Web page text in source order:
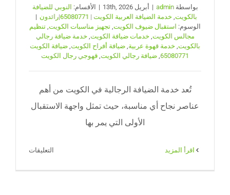
بواسطةadmin
| أبريل 13th, 2026 | الأقسام: النوبي للضيافة
بالكويت, خدمة الضيافة العربية الكويت | 65080771|رائدون
|
الوسوم: استقبال ضيوف الكويت, تجهيز مناسبات الكويت, تنظيم
مجالس الكويت, خدمات ضيافة الكويت, خدمة ضيافة رجالي
بالكويت, خدمة قهوة عربية, ضيافة أفراح الكويت, ضيافة الكويت
65080771
, ضيافة رجالي الكويت, قهوجي رجال الكويت
تُعد خدمة الضيافة الرجالية في الكويت من أهم
عناصر نجاح أي مناسبة، حيث تمثل واجهة الاستقبال
الأولى التي يمر بها
التعليقات